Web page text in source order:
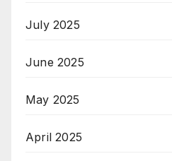
July 2025
June 2025
May 2025
April 2025